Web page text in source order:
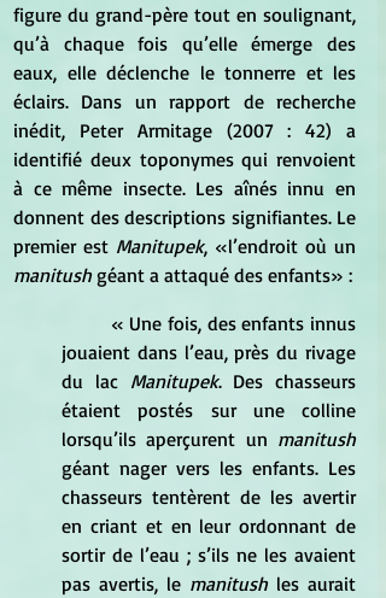
figure du grand-père tout en soulignant,
qu’à chaque fois qu’elle émerge des
eaux, elle déclenche le tonnerre et les
éclairs. Dans un rapport de recherche
inédit, Peter Armitage (2007 : 42) a
identifié deux toponymes qui renvoient
à ce même insecte. Les aînés innu en
donnent des descriptions signifiantes. Le
premier est Manitupek
manitush
« Une fois, des enfants innus
jouaient dans l’eau, près du rivage
du lac Manitupek. Des chasseurs
étaient postés sur une colline
lorsqu’ils aperçurent un manitush
géant nager vers les enfants. Les
chasseurs tentèrent de les avertir
en criant et en leur ordonnant de
sortir de l’eau ; s’ils ne les avaient
pas avertis, le manitush les aurait